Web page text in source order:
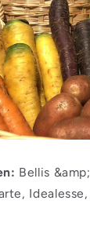
Bellis